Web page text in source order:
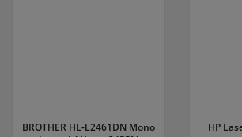
BROTHER HL-L2461DN Mono
HP